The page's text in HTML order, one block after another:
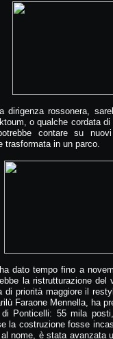
dirigenza rossonera,
o qualche cordata
contare su
trasformata in un parco.
dato tempo fino a
la ristrutturazione
di priorità maggiore il
Faraone Mennella, ha
Ponticelli: 55 mila
la costruzione fosse
nome, è stata avanzata